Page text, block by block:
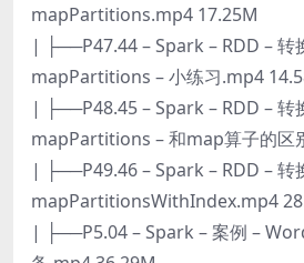
mapPartitions.mp4 17.25M
| ├──P47.44 – Spark – RDD – 转
mapPartitions – 小练习.mp4
| ├──P48.45 – Spark – RDD – 转
mapPartitions – 和map算子的区
| ├──P49.46 – Spark – RDD – 转
mapPartitionsWithIndex.mp4
| ├──P5.04 – Spark – 案例 –